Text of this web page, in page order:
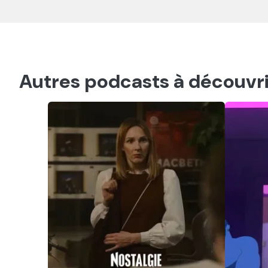
Autres podcasts à